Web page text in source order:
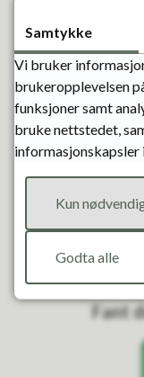
Desember
01.12.2026
08.12.2026
15.12.2026
22.12.2026
29.12.2026
Klikk for interaktivt
Navn
Soltun,
Fant
Samtykke
Vi bruker
brukeropplevelsen
funksjoner samt
bruke nettstedet,
informasjonskapsler
Kun
Godta alle